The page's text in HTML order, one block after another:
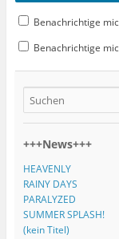
Benachrichtige
Benachrichtige
+++News+++
HEAVENLY
RAINY DAYS
PARALYZED
SUMMER SPLASH!
(kein Titel)